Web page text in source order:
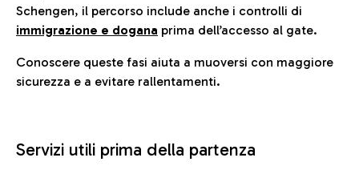
Schengen, il percorso include anche i controlli di
immigrazione e dogana prima dell’accesso al gate.
Conoscere queste fasi aiuta a muoversi con maggiore
sicurezza e a evitare rallentamenti.
Servizi utili prima della partenza